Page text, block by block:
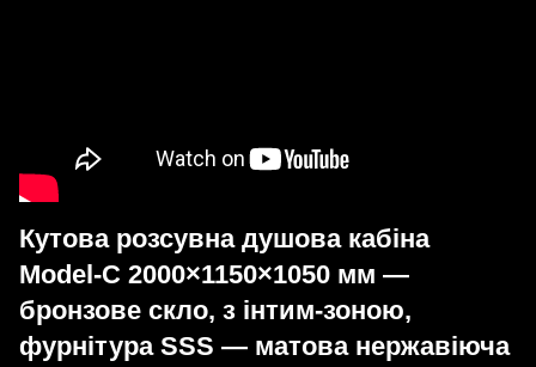
Кутова розсувна душова кабіна
Model-C 2000×1150×1050 мм —
бронзове скло, з інтим-зоною,
фурнітура SSS — матова нержавіюча